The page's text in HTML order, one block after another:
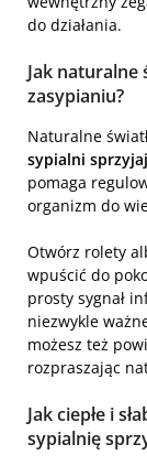
do działania.
Jak naturalne
zasypianiu?
Naturalne
sypialni
pomaga
organizm do
Otwórz rolety
wpuścić do
prosty sygnał
niezwykle
możesz też
rozpraszając
Jak ciepłe i
sypialnię